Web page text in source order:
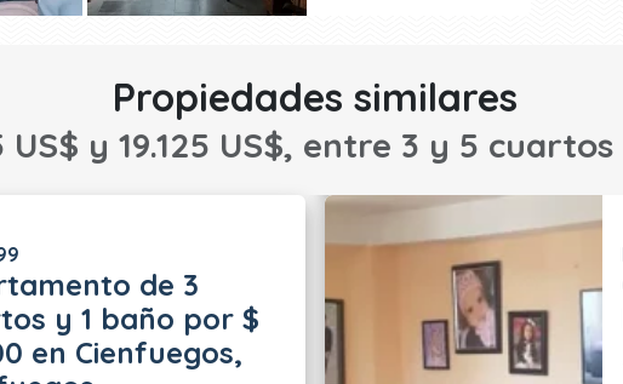
Propiedades similares
US$ y 19.125 US$, entre 3 y 5
de 3
y 1 baño por $
en Cienfuegos,